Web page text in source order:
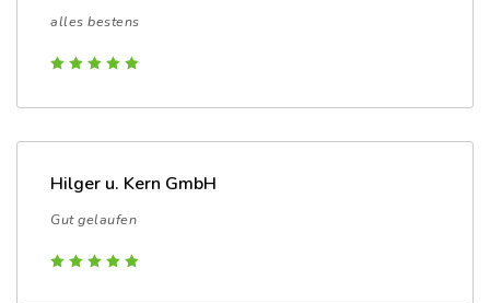
alles bestens
Hilger u. Kern GmbH
Gut gelaufen